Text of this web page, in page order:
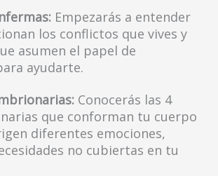
Empezarás a entender
los conflictos que vives y
asumen el papel de
ayudarte.
Conocerás las 4
que conforman tu cuerpo
diferentes emociones,
no cubiertas en tu